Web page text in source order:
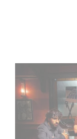
Wenn
Revenge Club.